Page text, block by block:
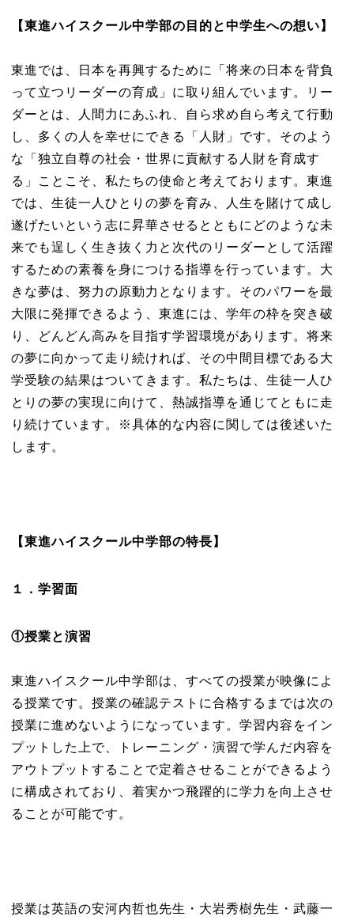
【東進ハイスクール中学部の目的と中学生への想い】
東進では、日本を再興するために「将来の日本を背負
って立つリーダーの育成」に取り組んでいます。リー
ダーとは、人間力にあふれ、自ら求め自ら考えて行動
し、多くの人を幸せにできる「人財」です。そのよう
な「独立自尊の社会・世界に貢献する人財を育成す
る」ことこそ、私たちの使命と考えております。東進
では、生徒一人ひとりの夢を育み、人生を賭けて成し
遂げたいという志に昇華させるとともにどのような未
来でも逞しく生き抜く力と次代のリーダーとして活躍
するための素養を身につける指導を行っています。大
きな夢は、努力の原動力となります。そのパワーを最
大限に発揮できるよう、東進には、学年の枠を突き破
り、どんどん高みを目指す学習環境があります。将来
の夢に向かって走り続ければ、その中間目標である大
学受験の結果はついてきます。私たちは、生徒一人ひ
とりの夢の実現に向けて、熱誠指導を通じてともに走
り続けています。※具体的な内容に関しては後述いた
します。
【東進ハイスクール中学部の特長】
１．学習面
①授業と演習
東進ハイスクール中学部は、すべての授業が映像によ
る授業です。授業の確認テストに合格するまでは次の
授業に進めないようになっています。学習内容をイン
プットした上で、トレーニング・演習で学んだ内容を
アウトプットすることで定着させることができるよう
に構成されており、着実かつ飛躍的に学力を向上させ
ることが可能です。
授業は英語の安河内哲也先生・大岩秀樹先生・武藤一